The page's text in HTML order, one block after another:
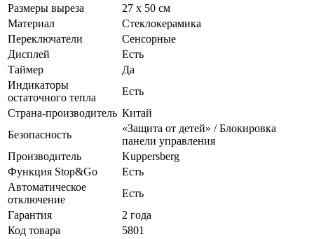
Размеры выреза
27 х 50 см
Материал
Стеклокерамика
Переключатели
Сенсорные
Дисплей
Есть
Таймер
Да
Индикаторы
остаточного тепла
Есть
Страна-производитель Китай
Безопасность
«Защита от детей» / Блокировка
панели управления
Производитель
Kuppersberg
Функция Stop&Go
Есть
Автоматическое
отключение
Есть
Гарантия
2 года
Код товара
5801